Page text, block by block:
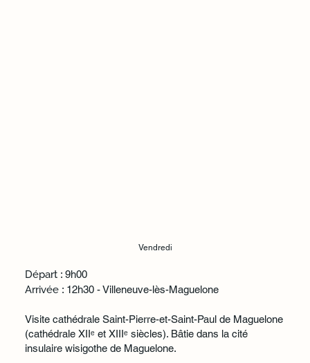
Vendredi
Départ : 9h00
Arrivée : 12h30 - Villeneuve-lès-Maguelone
Visite cathédrale Saint-Pierre-et-Saint-Paul de Maguelone
(cathédrale XIIᵉ et XIIIᵉ siècles). Bâtie dans la cité
insulaire wisigothe de Maguelone.